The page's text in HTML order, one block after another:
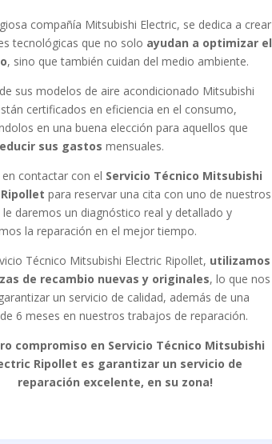
compañía Mitsubishi Electric, se dedica a crear
tecnológicas que no solo ayudan a optimizar el
, sino que también cuidan del medio ambiente.
sus modelos de aire acondicionado Mitsubishi
certificados en eficiencia en el consumo,
en una buena elección para aquellos que
sus gastos mensuales.
contactar con el Servicio Técnico Mitsubishi
para reservar una cita con uno de nuestros
le daremos un diagnóstico real y detallado y
la reparación en el mejor tiempo.
Técnico Mitsubishi Electric Ripollet, utilizamos
de recambio nuevas y originales, lo que nos
un servicio de calidad, además de una
6 meses en nuestros trabajos de reparación.
compromiso en Servicio Técnico Mitsubishi
Ripollet es garantizar un servicio de
reparación excelente, en su zona!